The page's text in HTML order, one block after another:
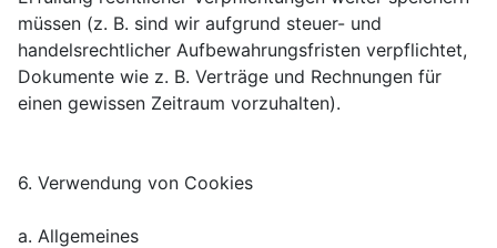
müssen (z. B. sind wir aufgrund steuer- und
handelsrechtlicher Aufbewahrungsfristen verpflichtet,
Dokumente wie z. B. Verträge und Rechnungen für
einen gewissen Zeitraum vorzuhalten).
6. Verwendung von Cookies
a. Allgemeines